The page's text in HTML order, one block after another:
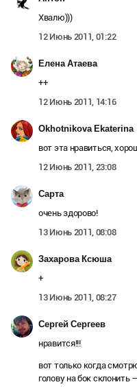
Хвалю)))
12 Июнь 2011, 01:22
Елена Атаева
++
12 Июнь 2011, 14:16
Okhotnikova Ekaterina
вот эта нравиться,
12 Июнь 2011, 23:08
Сарта
очень здорово!
13 Июнь 2011, 08:08
Захарова Ксюша
+
13 Июнь 2011, 08:27
Сергей Сергеев
нравится!!!
вот только когда
голову на бок склонить